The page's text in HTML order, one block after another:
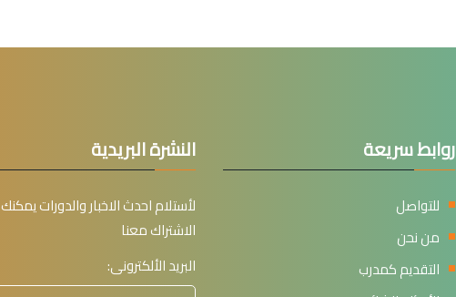
روابط سريعة
للتواصل
من نحن
التقديم كمدرب
النشرة البريدية
لأستلام احدث الاخبار والدورات يمكنك
الاشتراك معنا
البريد الألكترونى: